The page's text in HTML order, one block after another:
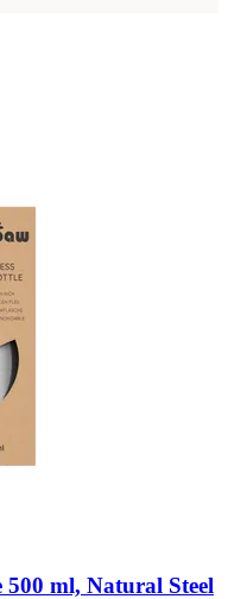
500 ml, Natural Steel